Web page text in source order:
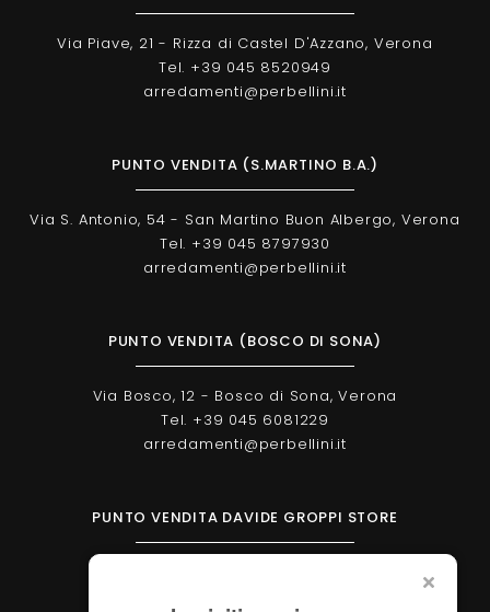
Via Piave, 21 - Rizza di Castel D'Azzano, Verona
Tel. +39 045 8520949
arredamenti@perbellini.it
PUNTO VENDITA (S.MARTINO B.A.)
Via S. Antonio, 54 - San Martino Buon Albergo, Verona
Tel. +39 045 8797930
arredamenti@perbellini.it
PUNTO VENDITA (BOSCO DI SONA)
Via Bosco, 12 - Bosco di Sona, Verona
Tel. +39 045 6081229
arredamenti@perbellini.it
PUNTO VENDITA DAVIDE GROPPI STORE